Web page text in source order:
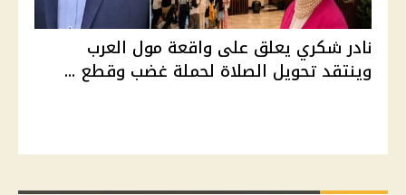
نادر شكري يعلق على واقعة مول العرب
وينتقد تحويل الصلاة لحملة غضب وقطع ...